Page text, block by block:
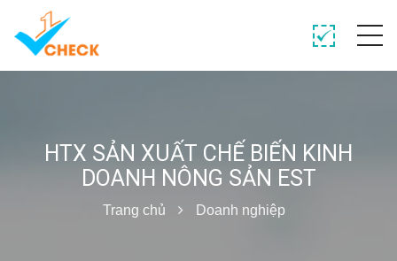
HTX SẢN XUẤT CHẾ BIẾN KINH
DOANH NÔNG SẢN EST
Trang chủ Doanh nghiệp